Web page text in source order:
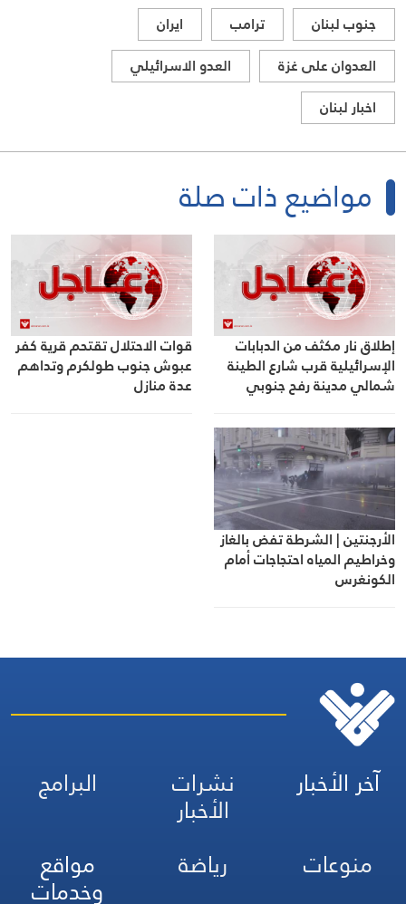
جنوب لبنان
ترامب
ايران
العدوان على غزة
العدو الاسرائيلي
اخبار لبنان
مواضيع ذات صلة
إطلاق نار مكثف من الدبابات
الإسرائيلية قرب شارع الطينة
شمالي مدينة رفح جنوبي
قوات الاحتلال تقتحم قرية كفر
عبوش جنوب طولكرم وتداهم
عدة منازل
الأرجنتين | الشرطة تفض بالغاز
وخراطيم المياه احتجاجات أمام
الكونغرس
آخر الأخبار نشرات
الأخبار
البرامج
منوعات
رياضة مواقع
وخدمات